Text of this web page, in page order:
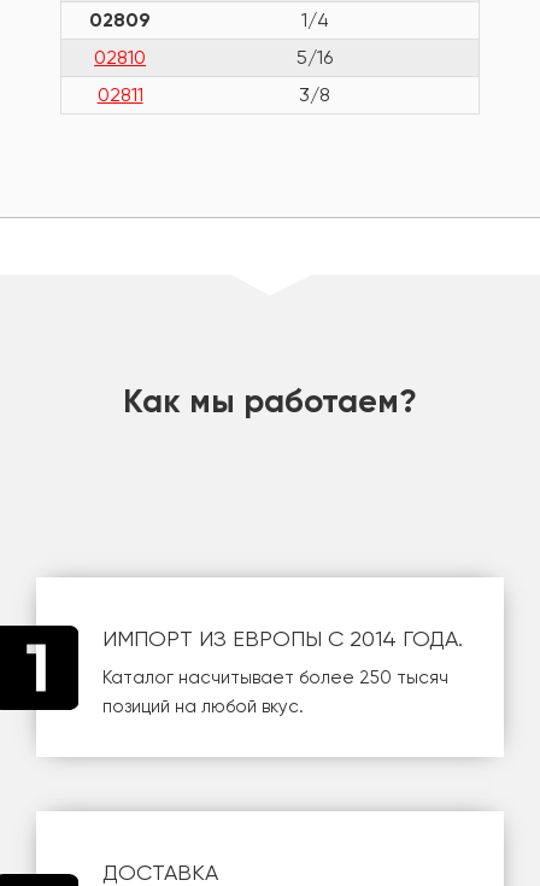
02809
1/4
02810
5/16
02811
3/8
Как мы работаем?
ИМПОРТ ИЗ ЕВРОПЫ С 2014 ГОДА.
Каталог насчитывает более 250 тысяч
позиций на любой вкус.
ДОСТАВКА